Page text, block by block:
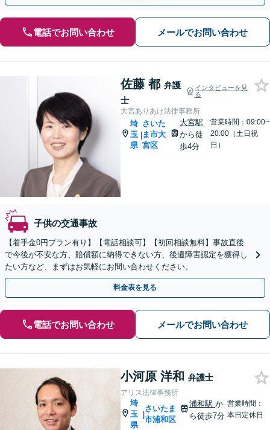
電話でお問い合わせ メールでお問い合わせ
佐藤 都 弁護
士
インタビューを見
る
大宮ありあけ法律事務所
埼
玉
県
|
さいた
ま市大
宮区
大宮駅
から徒
歩4分
営業時間：09:00~
20:00（土日祝
日）
子供の交通事故
【着手金0円プラン有り】【電話相談可】【初回相談無料】事故直後
で今後が不安な方、賠償額に納得できない方、後遺障害認定を獲得し
たい方など、まずはお気軽にお問い合わせください。
料金表を見る
電話でお問い合わせ メールでお問い合わせ
小河原 洋和 弁護士
アリス法律事務所
埼
玉
県
|
さいたま
市浦和区
浦和駅 か
ら徒歩7分
営業時間：
本日定休日